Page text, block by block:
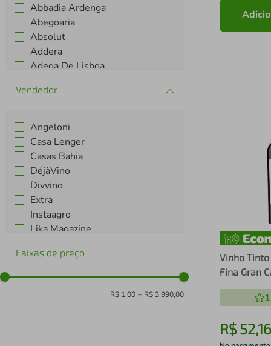
Abbadia Ardenga
Abegoaria
Absolut
Addera
Adega De Lisboa
Adriano Ramos Pinto
Angeloni
Casa Lenger
Casas Bahia
DéjàVino
Divvino
Extra
Instaagro
Lika Magazine
MM Place
Ver mais 8
Faixas de preço
R$ 1,00 – R$ 3.990,00
Vinho Tinto
Fina Gran
Sauvignon
R$ 52,16